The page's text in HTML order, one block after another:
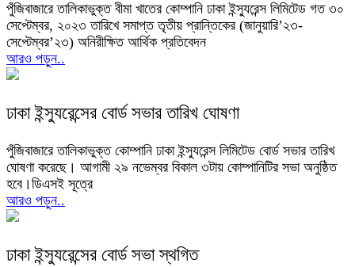
পুঁজিবাজারে তালিকাভুক্ত বীমা খাতের কোম্পানি ঢাকা ইন্স্যুরেন্স লিমিটেড গত ৩০
সেপ্টেম্বর, ২০২৩ তারিখে সমাপ্ত তৃতীয় প্রান্তিকের (জানুয়ারি’২৩-
সেপ্টেম্বর’২৩) অনিরীক্ষিত আর্থিক প্রতিবেদন
আরও পড়ুন..
ঢাকা ইন্স্যুরেন্সের বোর্ড সভার তারিখ ঘোষণা
পুঁজিবাজারে তালিকাভুক্ত কোম্পানি ঢাকা ইন্স্যুরেন্স লিমিটেড বোর্ড সভার তারিখ
ঘোষণা করেছে। আগামী ২৯ নভেম্বর বিকাল ৩টায় কোম্পানিটির সভা অনুষ্ঠিত
হবে।ডিএসই সূত্রে
আরও পড়ুন..
ঢাকা ইন্স্যুরেন্সের বোর্ড সভা স্থগিত